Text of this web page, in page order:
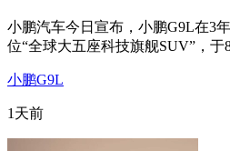
小鹏汽车今日宣布，小鹏G9L在3
位“全球大五座科技旗舰SUV”，于
小鹏G9L
1天前